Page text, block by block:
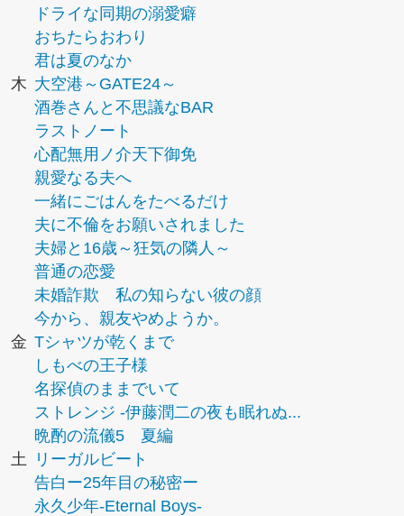
ドライな同期の溺愛癖
おちたらおわり
君は夏のなか
木 大空港～GATE24～
酒巻さんと不思議なBAR
ラストノート
心配無用ノ介天下御免
親愛なる夫へ
一緒にごはんをたべるだけ
夫に不倫をお願いされました
夫婦と16歳～狂気の隣人～
普通の恋愛
未婚詐欺 私の知らない彼の顔
今から、親友やめようか。
金 Tシャツが乾くまで
しもべの王子様
名探偵のままでいて
ストレンジ -伊藤潤二の夜も眠れぬ...
晩酌の流儀5 夏編
土
リーガルビート
告白ー25年目の秘密ー
永久少年-Eternal Boys-